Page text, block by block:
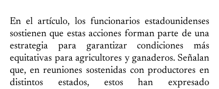
En el artículo, los funcionarios estadounidenses
sostienen que estas acciones forman parte de una
estrategia para garantizar condiciones más
equitativas para agricultores y ganaderos. Señalan
que, en reuniones sostenidas con productores en
distintos estados, estos han expresado